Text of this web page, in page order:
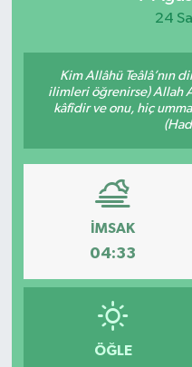
24
Kim Allâhü Teâlâ’nın
ilimleri öğrenirse) Allah
kâfîdir ve onu, hiç
İMSAK
04:33
ÖĞLE